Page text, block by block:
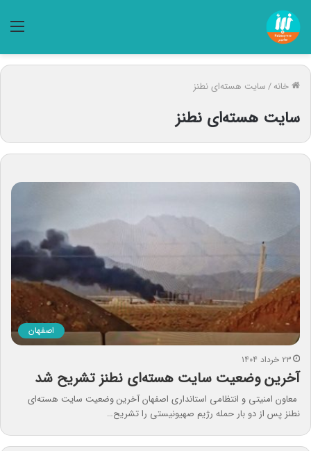
خانه/سایت هسته‌ای نطنز
سایت هسته‌ای نطنز
اصفهان
۲۳ خرداد ۱۴۰۴
آخرین وضعیت سایت هسته‌ای نطنز تشریح شد
معاون امنیتی و انتظامی استانداری اصفهان آخرین وضعیت سایت هسته‌ای
نطنز پس از دو بار حمله رژیم صهیونیستی را تشریح…